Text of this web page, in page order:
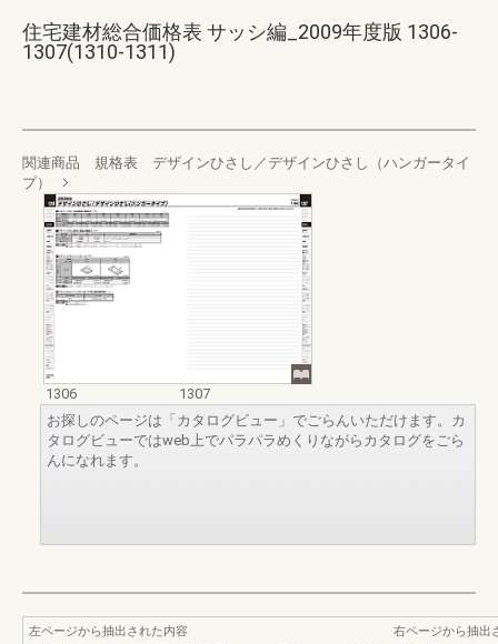
住宅建材総合価格表 サッシ編_2009年度版 1306-
1307(1310-1311)
関連商品 規格表 デザインひさし／デザインひさし（ハンガータイ
プ）
1306
1307
お探しのページは「カタログビュー」でごらんいただけます。カ
タログビューではweb上でパラパラめくりながらカタログをごら
んになれます。
左ページから抽出された内容
右ページから抽出